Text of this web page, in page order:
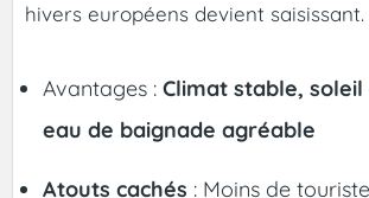
hivers européens devient saisissant.
Avantages : Climat stable,
eau de baignade agréable
Atouts cachés : Moins de